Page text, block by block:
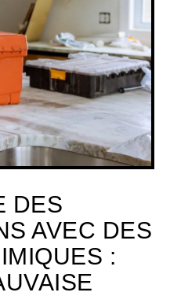
DES
AVEC DES
: